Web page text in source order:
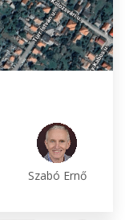
Szabó Ernő